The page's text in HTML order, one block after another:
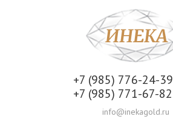
+7 (985) 776-24-39
+7 (985) 771-67-82
info@inekagold.ru